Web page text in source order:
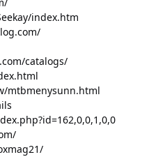
index.htm
catalogs/
mtbmenysunn.html